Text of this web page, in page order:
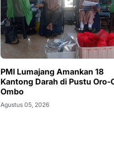
PMI Lumajang Amankan 18
Kantong Darah di Pustu Oro-
Ombo
Agustus 05, 2026